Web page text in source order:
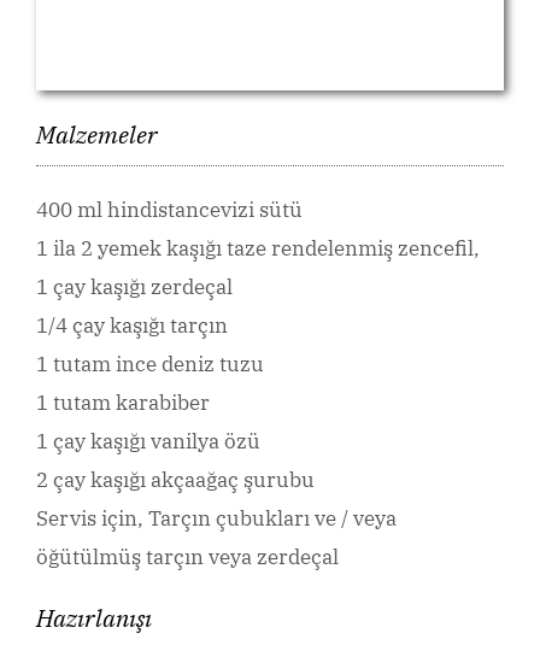
Malzemeler
400 ml hindistancevizi sütü
1 ila 2 yemek kaşığı taze rendelenmiş zencefil,
1 çay kaşığı zerdeçal
1/4 çay kaşığı tarçın
1 tutam ince deniz tuzu
1 tutam karabiber
1 çay kaşığı vanilya özü
2 çay kaşığı akçaağaç şurubu
Servis için, Tarçın çubukları ve / veya
öğütülmüş tarçın veya zerdeçal
Hazırlanışı